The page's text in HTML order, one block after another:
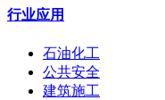
行业应用
石油化工
公共安全
建筑施工